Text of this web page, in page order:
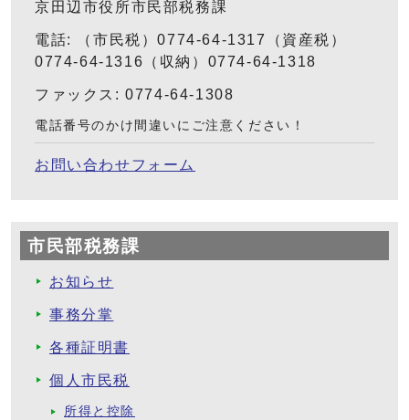
京田辺市役所市民部税務課
電話: （市民税）0774-64-1317（資産税）
0774-64-1316（収納）0774-64-1318
ファックス: 0774-64-1308
電話番号のかけ間違いにご注意ください！
お問い合わせフォーム
市民部税務課
お知らせ
事務分掌
各種証明書
個人市民税
所得と控除